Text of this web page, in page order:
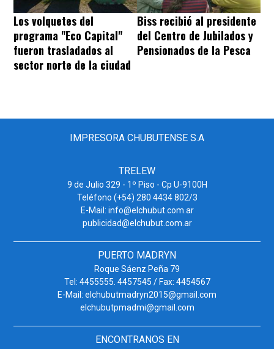
Los volquetes del
programa "Eco Capital"
fueron trasladados al
sector norte de la ciudad
Biss recibió al presidente
del Centro de Jubilados y
Pensionados de la Pesca
IMPRESORA CHUBUTENSE S.A
TRELEW
9 de Julio 329 - 1º Piso - Cp U-9100H
Teléfono (+54) 280 4434 802/3
E-Mail: info@elchubut.com.ar
publicidad@elchubut.com.ar
PUERTO MADRYN
Roque Sáenz Peña 79
Tel: 4455555. 4457545 / Fax: 4454567
E-Mail: elchubutmadryn2015@gmail.com
elchubutpmadmi@gmail.com
ENCONTRANOS EN